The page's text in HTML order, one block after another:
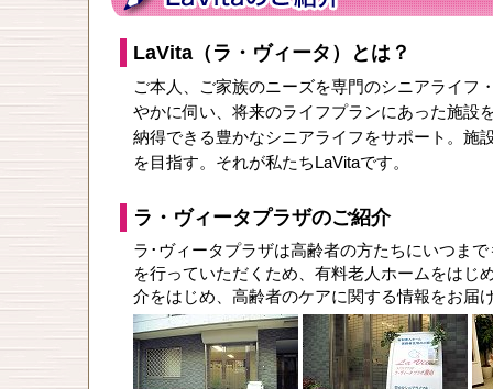
2026/8/27 住まいの無料相談
ラウンジ)を開催します！
2026/7/6 住まいの無料相談
ラウンジ)を開催します！
LaVita（ラ・ヴィータ）とは？
ご本人、ご家族のニーズを専門のシニアライフ
やかに伺い、将来のライフプランにあった施設
納得できる豊かなシニアライフをサポート。施
を目指す。それが私たちLaVitaです。
ラ・ヴィータプラザのご紹介
ラ･ヴィータプラザは高齢者の方たちにいつま
を行っていただくため、有料老人ホームをはじ
介をはじめ、高齢者のケアに関する情報をお届